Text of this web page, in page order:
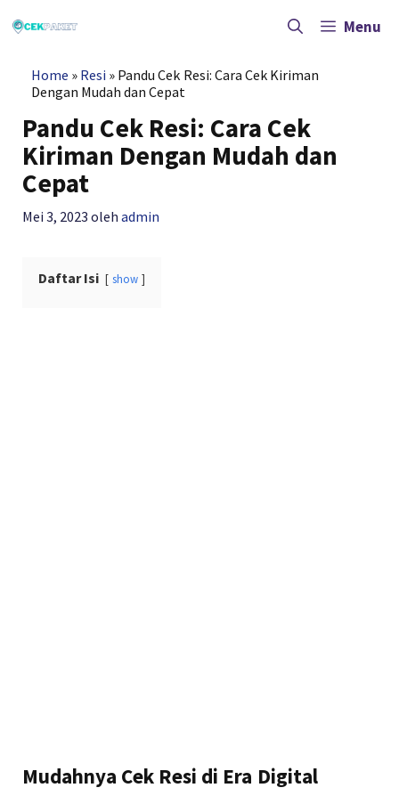
ke
Menu
Home » Resi » Pandu Cek Resi: Cara Cek Kiriman
Dengan Mudah dan Cepat
Pandu Cek Resi: Cara Cek
Kiriman Dengan Mudah dan
Cepat
Mei 3, 2023 olehadmin
Daftar Isi show
Mudahnya Cek Resi di Era Digital